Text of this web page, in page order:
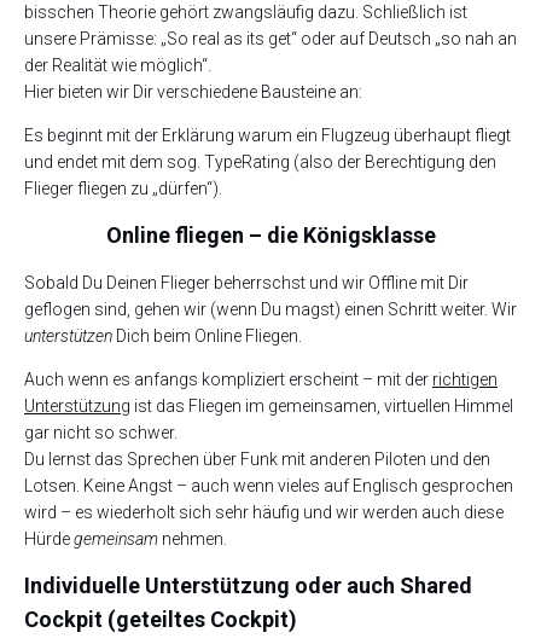
bisschen Theorie gehört zwangsläufig dazu. Schließlich ist
unsere Prämisse: „So real as its get“ oder auf Deutsch „so nah an
der Realität wie möglich“.
Hier bieten wir Dir verschiedene Bausteine an:
Es beginnt mit der Erklärung warum ein Flugzeug überhaupt fliegt
und endet mit dem sog. TypeRating (also der Berechtigung den
Flieger fliegen zu „dürfen“).
Online fliegen – die Königsklasse
Sobald Du Deinen Flieger beherrschst und wir Offline mit Dir
geflogen sind, gehen wir (wenn Du magst) einen Schritt weiter. Wir
unterstützen Dich beim Online Fliegen.
Auch wenn es anfangs kompliziert erscheint – mit der richtigen
Unterstützung ist das Fliegen im gemeinsamen, virtuellen Himmel
gar nicht so schwer.
Du lernst das Sprechen über Funk mit anderen Piloten und den
Lotsen. Keine Angst – auch wenn vieles auf Englisch gesprochen
wird – es wiederholt sich sehr häufig und wir werden auch diese
Hürdegemeinsam nehmen.
Individuelle Unterstützung oder auch Shared
Cockpit (geteiltes Cockpit)